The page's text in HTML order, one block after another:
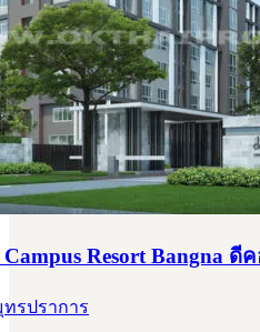
Campus Resort Bangna
รปราการ